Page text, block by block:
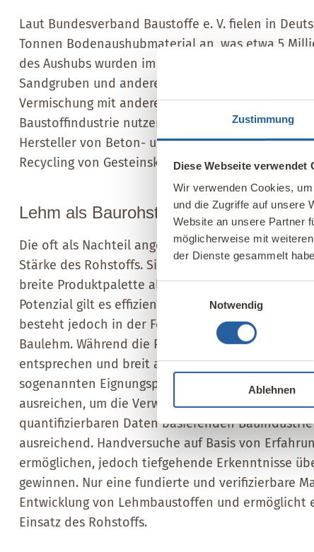
Zustimmung
Diese Webseite verwendet
Wir verwenden Cookies,
und die Zugriffe auf unsere
Website an unsere Partner
möglicherweise mit
der Dienste gesammelt
Einwilligungsauswahl
Notwendig
Ablehnen
Laut Bundesverband Baustoffe e. V. fielen in
Tonnen Bodenaushubmaterial an, was etwa 5
des Aushubs wurden im übertägigen Bergbau
Sandgruben und anderen Abgrabungen. Dabei
Vermischung mit anderen Böden für den
Baustoffindustrie nutzen bereits Aushubmaterial,
Hersteller von Beton- und Asphaltbaustoffen.
Recycling von Gesteinskörnungen, während
Lehm als Baurohstoff
Die oft als Nachteil angeführte variierende
Stärke des Rohstoffs. Sie ermöglicht eine
breite Produktpalette als auch unterschiedliche
Potenzial gilt es effizient und nachhaltig zu
besteht jedoch in der Forschung noch immer ein
Baulehm. Während die Prüfungen von
entsprechen und breit angewendet werden
sogenannten Eignungsprüfung von Baulehm.
ausreichen, um die Verwertbarkeit von
quantifizierbaren Daten basierenden
ausreichend. Handversuche auf Basis von
ermöglichen, jedoch tiefgehende Erkenntnisse
gewinnen. Nur eine fundierte und verifizierbare
Entwicklung von Lehmbaustoffen und
Einsatz des Rohstoffs.